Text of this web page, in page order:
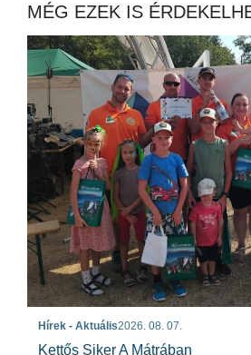
MÉG EZEK IS
Hírek - Aktuális2026. 08. 07.
Kettős Siker A Mátrában